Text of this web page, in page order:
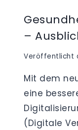
–
Veröffentlicht
Mit dem
eine
(Digitale